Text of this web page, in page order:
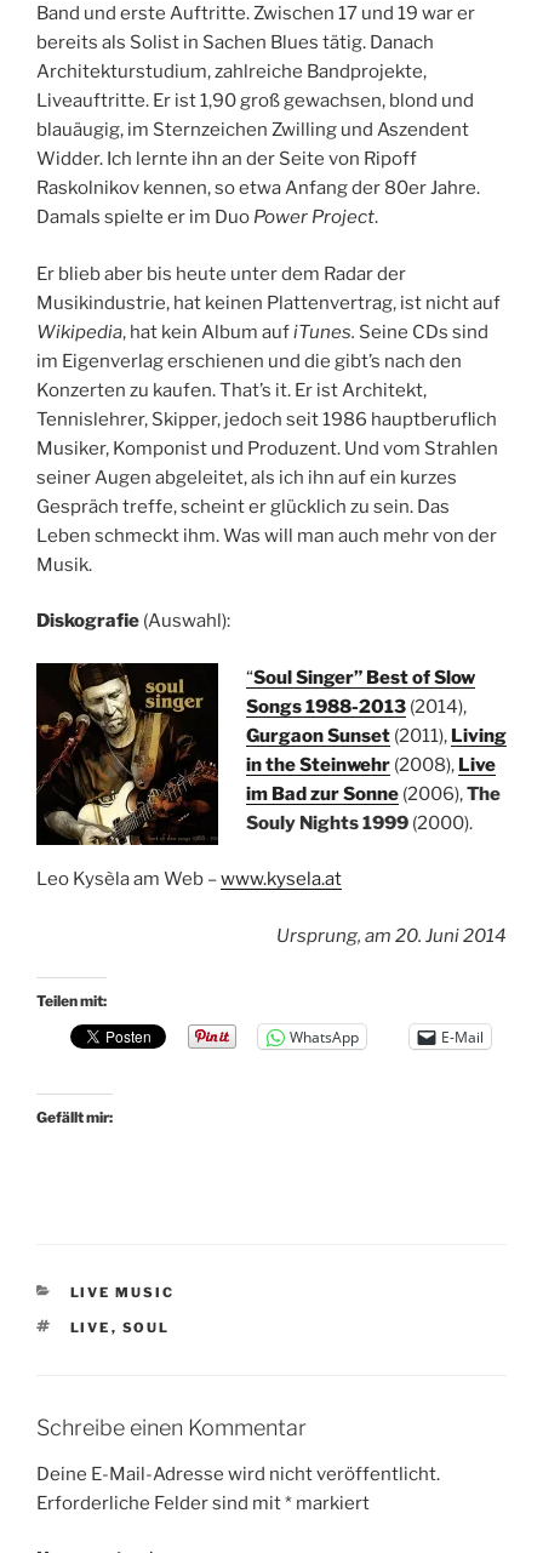
Band und erste Auftritte. Zwischen 17 und 19 war er
bereits als Solist in Sachen Blues tätig. Danach
Architekturstudium, zahlreiche Bandprojekte,
Liveauftritte. Er ist 1,90 groß gewachsen, blond und
blauäugig, im Sternzeichen Zwilling und Aszendent
Widder. Ich lernte ihn an der Seite von Ripoff
Raskolnikov kennen, so etwa Anfang der 80er Jahre.
Damals spielte er im Duo Power Project.
Er blieb aber bis heute unter dem Radar der
Musikindustrie, hat keinen Plattenvertrag, ist nicht auf
Wikipedia, hat kein Album aufiTunes. Seine CDs sind
im Eigenverlag erschienen und die gibt’s nach den
Konzerten zu kaufen. That’s it. Er ist Architekt,
Tennislehrer, Skipper, jedoch seit 1986 hauptberuflich
Musiker, Komponist und Produzent. Und vom Strahlen
seiner Augen abgeleitet, als ich ihn auf ein kurzes
Gespräch treffe, scheint er glücklich zu sein. Das
Leben schmeckt ihm. Was will man auch mehr von der
Musik.
Diskografie (Auswahl):
“Soul Singer” Best of Slow
Songs 1988-2013(2014),
Gurgaon Sunset(2011), Living
in the Steinwehr(2008), Live
im Bad zur Sonne(2006),The
Souly Nights 1999(2000).
Leo Kysèla am Web –www.kysela.at
Ursprung, am 20. Juni 2014
Teilen mit:
WhatsApp E-Mail
Gefällt mir:
KATEGORIEN
LIVE MUSIC
SCHLAGWÖRTER
LIVE , SOUL
Schreibe einen Kommentar
Deine E-Mail-Adresse wird nicht veröffentlicht.
Erforderliche Felder sind mit* markiert